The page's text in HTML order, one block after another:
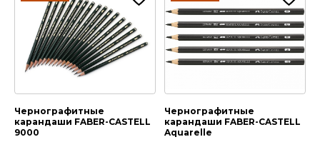
Чернографитные
карандаши FABER-CASTELL
9000
Чернографитные
карандаши FABER-CASTELL
Aquarelle